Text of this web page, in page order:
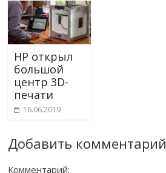
HP открыл
большой
центр 3D-
печати
16.06.2019
Добавить комментарий
Комментарий: